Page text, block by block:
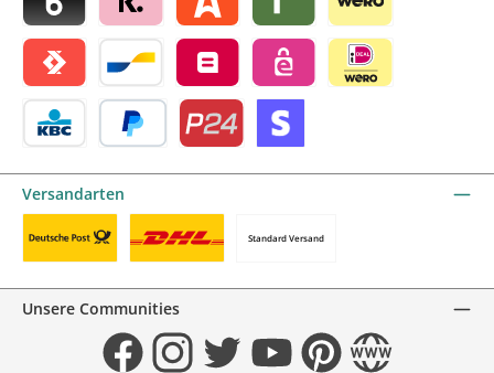
Blik by mollieKlarna by mollieAlma by mollieRiverty by mollie
Wero
Satispay by mollieBancontact by mollie
Belfius by mollieeps by mollie
Versandarten
Standard Versand
Unsere Communities
FacebookInstagramTwitter YouTubePinterestWebsite